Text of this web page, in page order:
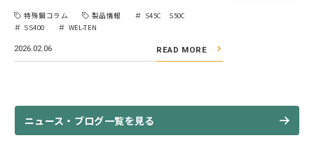
特殊鋼コラム 製品情報
S45C S50C
SS400
WEL-TEN
2026.02.06 READ MORE
ニュース・ブログ一覧を見る